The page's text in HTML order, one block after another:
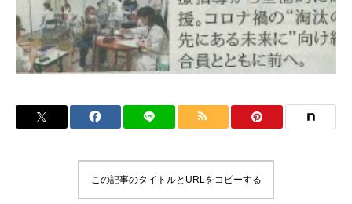
この記事のタイトルとURLをコピーする